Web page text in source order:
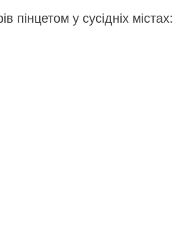
пінцетом у сусідніх містах: